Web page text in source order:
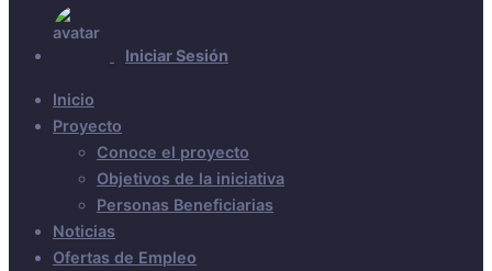
Iniciar Sesión
Inicio
Proyecto
Conoce el proyecto
Objetivos de la iniciativa
Personas Beneficiarias
Noticias
Ofertas de Empleo